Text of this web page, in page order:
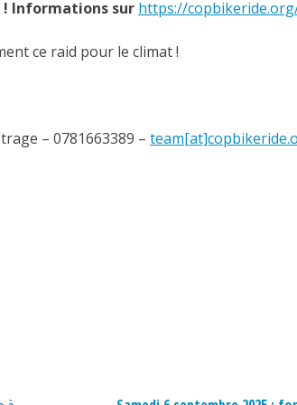
Informations sur https://
ce raid pour le climat !
– 0781663389 –